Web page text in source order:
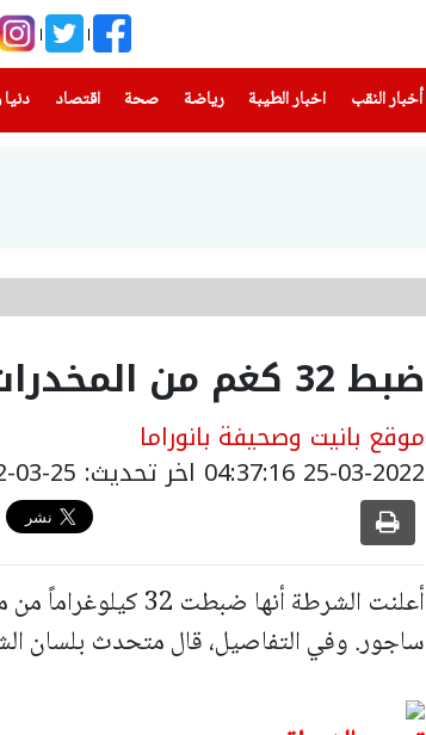
أخبار النقب اخبار الطيبة(current) رياضة
(current) صحة(current) اقتصاد
ضبط 32 كغم من المخدرات بمنـزل في ساجور
موقع بانيت وصحيفة بانوراما
25-03-2022 04:37:16 اخر تحديث: 25-03-2022 07:37:16
أعلنت الشرطة أنها
ساجور. وفي التفاصيل، قال متحدث بلسان